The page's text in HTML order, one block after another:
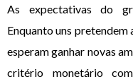
As expectativas do
Enquanto uns
esperam ganhar novas
critério monetário